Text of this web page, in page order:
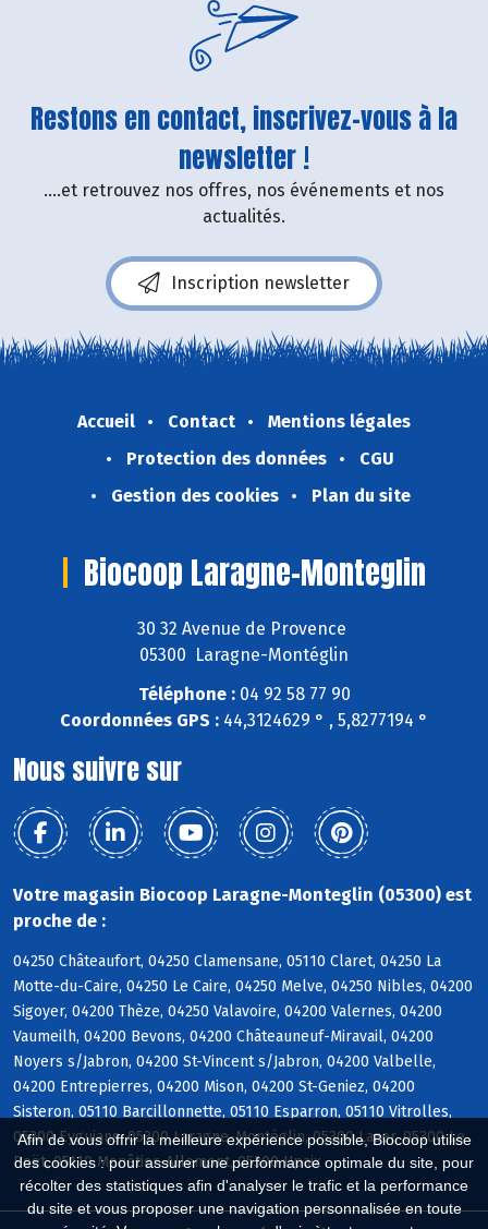
Afin de vous offrir la meilleure expérience possible, Biocoop utilise
des cookies : pour assurer une performance optimale du site, pour
récolter des statistiques afin d'analyser le trafic et la performance
du site et vous proposer une navigation personnalisée en toute
Restons en contact, inscrivez-vous à la
newsletter !
....et retrouvez nos offres, nos événements et nos
actualités.
Inscription newsletter
Accueil Contact
Mentions légales
Protection des données
CGU
Gestion des cookies
Plan du site
Biocoop Laragne-Monteglin
30 32 Avenue de Provence
05300 Laragne-Montéglin
Téléphone :04 92 58 77 90
Coordonnées GPS : 44,3124629 ° , 5,8277194 °
Nous suivre sur
Votre magasin Biocoop Laragne-Monteglin (05300) est
proche de :
04250 Châteaufort, 04250 Clamensane, 05110 Claret, 04250 La
Motte-du-Caire, 04250 Le Caire, 04250 Melve, 04250 Nibles, 04200
Sigoyer, 04200 Thèze, 04250 Valavoire, 04200 Valernes, 04200
Vaumeilh, 04200 Bevons, 04200 Châteauneuf-Miravail, 04200
Noyers s/Jabron, 04200 St-Vincent s/Jabron, 04200 Valbelle,
04200 Entrepierres, 04200 Mison, 04200 St-Geniez, 04200
Sisteron, 05110 Barcillonnette, 05110 Esparron, 05110 Vitrolles,
05300 Eyguians, 05300 Laragne-Montéglin, 05300 Lazer, 05300 Le
Poët, 05110 Monêtier-Allemont, 05300 Upaix